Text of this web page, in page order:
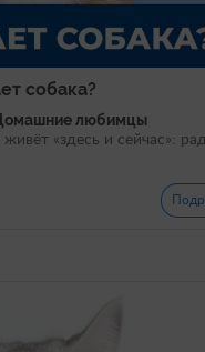
собака?
любимцы
«здесь и сейчас»: